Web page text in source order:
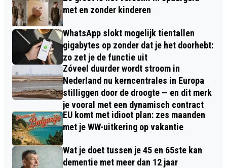
met en zonder kinderen
WhatsApp slokt mogelijk tientallen
gigabytes op zonder dat je het doorhebt:
zo zet je de functie uit
Zóveel duurder wordt stroom in
Nederland nu kerncentrales in Europa
stilliggen door de droogte — en dit merk
je vooral met een dynamisch contract
EU komt met idioot plan: zes maanden
met je WW-uitkering op vakantie
Wat je doet tussen je 45 en 65ste kan
dementie met meer dan 12 jaar